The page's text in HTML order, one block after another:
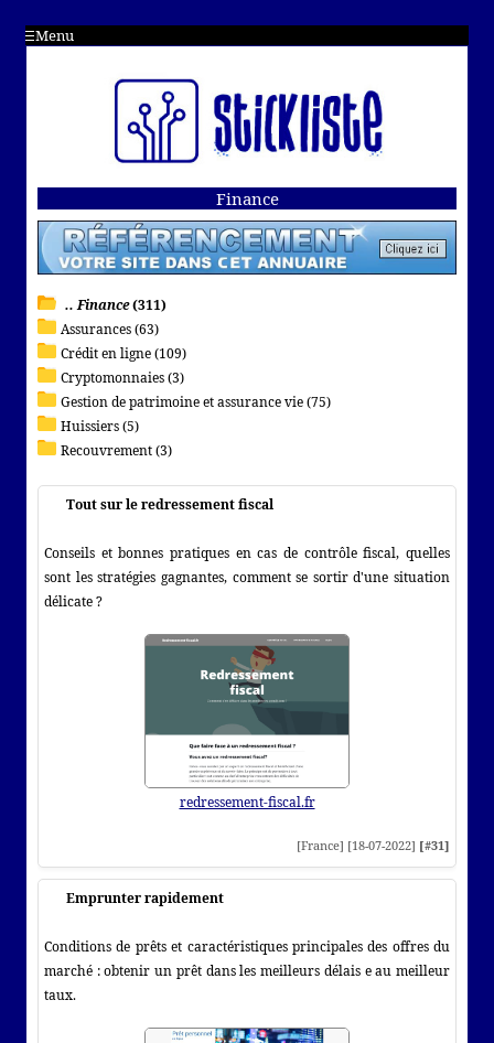
Menu
Finance
.. Finance(311)
Assurances (63)
Crédit en ligne (109)
Cryptomonnaies (3)
Gestion de patrimoine et assurance vie (75)
Huissiers (5)
Recouvrement (3)
Tout sur le redressement fiscal
Conseils et bonnes pratiques en cas de contrôle fiscal, quelles
sont les stratégies gagnantes, comment se sortir d'une situation
délicate ?
redressement-fiscal.fr
[France] [18-07-2022] [#31]
Emprunter rapidement
Conditions de prêts et caractéristiques principales des offres du
marché : obtenir un prêt dans les meilleurs délais e au meilleur
taux.